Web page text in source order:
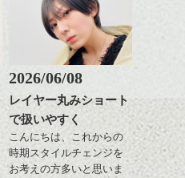
軽めの前髪で透け感を演
出できるので、
この時期とてもおすすめ
ですよ。
2026/06/08
レイヤー丸みショート
で扱いやすく
こんにちは、これからの
時期スタイルチェンジを
お考えの方多いと思いま